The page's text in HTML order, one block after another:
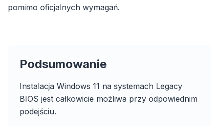
pomimo oficjalnych wymagań.
Podsumowanie
Instalacja Windows 11 na systemach Legacy
BIOS jest całkowicie możliwa przy odpowiednim
podejściu.
flyoobe
Reklama